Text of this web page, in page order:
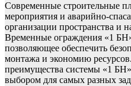
Современные строительные
мероприятия и аварийно-
организации пространства и
Временные ограждения «1
позволяющее обеспечить
монтажа и экономию
преимущества системы «1
выбором для самых разных